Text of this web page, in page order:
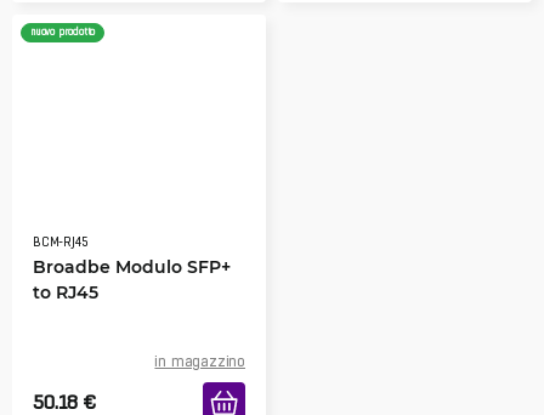
nuovo prodotto
BCM-RJ45
Broadbe Modulo SFP+
to RJ45
in magazzino
50.18 €